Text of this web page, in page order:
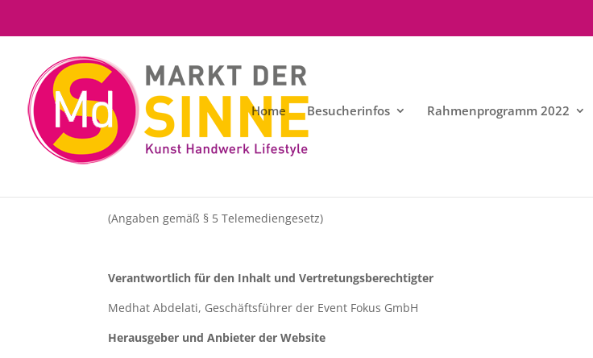
Home Besucherinfos Rahmenprogramm 2022
Impressum
(Angaben gemäß § 5 Telemediengesetz)
Verantwortlich für den Inhalt und Vertretungsberechtigter
Medhat Abdelati, Geschäftsführer der Event Fokus GmbH
Herausgeber und Anbieter der Website